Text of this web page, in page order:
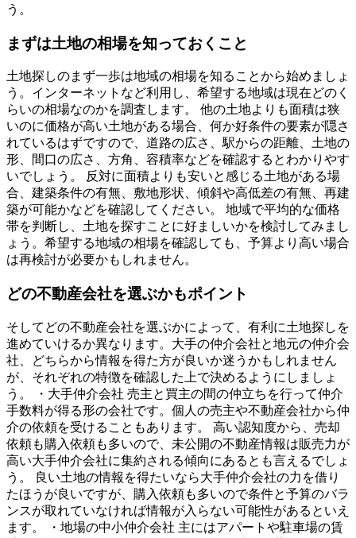
う。
まずは土地の相場を知っておくこと
土地探しのまず一歩は地域の相場を知ることから始めましょ
う。インターネットなど利用し、希望する地域は現在どのく
らいの相場なのかを調査します。 他の土地よりも面積は狭
いのに価格が高い土地がある場合、何か好条件の要素が隠さ
れているはずですので、道路の広さ、駅からの距離、土地の
形、間口の広さ、方角、容積率などを確認するとわかりやす
いでしょう。 反対に面積よりも安いと感じる土地がある場
合、建築条件の有無、敷地形状、傾斜や高低差の有無、再建
築が可能かなどを確認してください。 地域で平均的な価格
帯を判断し、土地を探すことに好ましいかを検討してみまし
ょう。希望する地域の相場を確認しても、予算より高い場合
は再検討が必要かもしれません。
どの不動産会社を選ぶかもポイント
そしてどの不動産会社を選ぶかによって、有利に土地探しを
進めていけるか異なります。大手の仲介会社と地元の仲介会
社、どちらから情報を得た方が良いか迷うかもしれません
が、それぞれの特徴を確認した上で決めるようにしましょ
う。 ・大手仲介会社 売主と買主の間の仲立ちを行って仲介
手数料が得る形の会社です。個人の売主や不動産会社から仲
介の依頼を受けることもあります。 高い認知度から、売却
依頼も購入依頼も多いので、未公開の不動産情報は販売力が
高い大手仲介会社に集約される傾向にあるとも言えるでしょ
う。 良い土地の情報を得たいなら大手仲介会社の力を借り
たほうが良いですが、購入依頼も多いので条件と予算のバラ
ンスが取れていなければ情報が入らない可能性があるといえ
ます。 ・地場の中小仲介会社 主にはアパートや駐車場の賃